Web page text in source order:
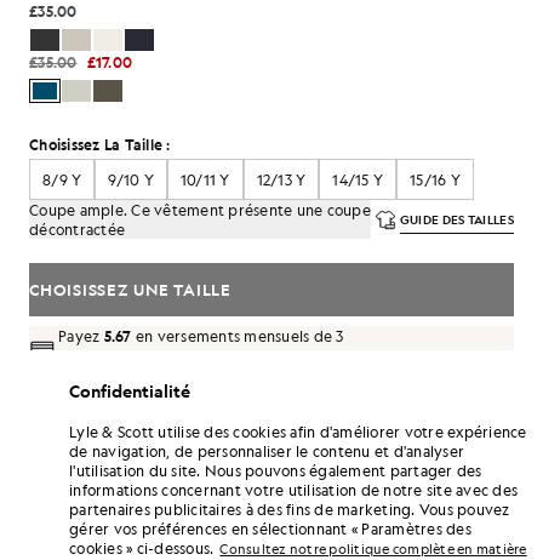
£35.00
£35.00 £17.00
Choisissez La Taille :
8/9 Y
9/10 Y 10/11 Y 12/13 Y 14/15 Y
15/16 Y
Coupe ample. Ce vêtement présente une coupe
décontractée
GUIDE DES TAILLES
CHOISISSEZ UNE TAILLE
Payez 5.67 en versements mensuels de 3
Livraison gratuite à partir de 70 £
gratuits.
Gagnez le double de points ! Cumulez des
points «102» grâce à cet achat.
6 points = 1,00 £GB
S'INSCRIRE
DÉTAILS DU PRODUIT
Confidentialité
Lyle & Scott utilise des cookies afin d'améliorer votre expérience
de navigation, de personnaliser le contenu et d'analyser
l'utilisation du site. Nous pouvons également partager des
informations concernant votre utilisation de notre site avec des
partenaires publicitaires à des fins de marketing. Vous pouvez
gérer vos préférences en sélectionnant « Paramètres des
cookies » ci-dessous. Consultez notre politique complète en matière